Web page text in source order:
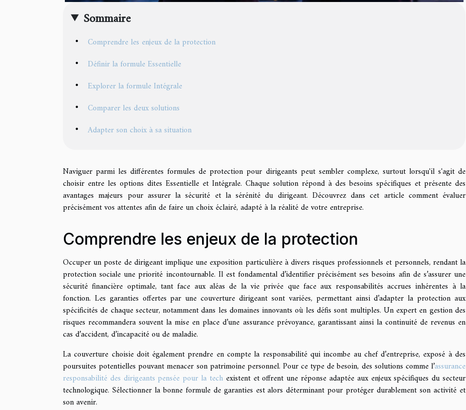
Sommaire
Comprendre les enjeux de la protection
Définir la formule Essentielle
Explorer la formule Intégrale
Comparer les deux solutions
Adapter son choix à sa situation
Naviguer parmi les différentes formules de protection pour dirigeants peut sembler complexe, surtout lorsqu'il s'agit de
choisir entre les options dites Essentielle et Intégrale. Chaque solution répond à des besoins spécifiques et présente des
avantages majeurs pour assurer la sécurité et la sérénité du dirigeant. Découvrez dans cet article comment évaluer
précisément vos attentes afin de faire un choix éclairé, adapté à la réalité de votre entreprise.
Comprendre les enjeux de la protection
Occuper un poste de dirigeant implique une exposition particulière à divers risques professionnels et personnels, rendant la
protection sociale une priorité incontournable. Il est fondamental d’identifier précisément ses besoins afin de s’assurer une
sécurité financière optimale, tant face aux aléas de la vie privée que face aux responsabilités accrues inhérentes à la
fonction. Les garanties offertes par une couverture dirigeant sont variées, permettant ainsi d’adapter la protection aux
spécificités de chaque secteur, notamment dans les domaines innovants où les défis sont multiples. Un expert en gestion des
risques recommandera souvent la mise en place d’une assurance prévoyance, garantissant ainsi la continuité de revenus en
cas d’accident, d’incapacité ou de maladie.
La couverture choisie doit également prendre en compte la responsabilité qui incombe au chef d’entreprise, exposé à des
poursuites potentielles pouvant menacer son patrimoine personnel. Pour ce type de besoin, des solutions comme l’assurance
responsabilité des dirigeants pensée pour la techexistent et offrent une réponse adaptée aux enjeux spécifiques du secteur
technologique. Sélectionner la bonne formule de garanties est alors déterminant pour protéger durablement son activité et
son avenir.